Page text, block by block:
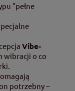
"pełne
Vibe-
wibracji o co
potrzebny –